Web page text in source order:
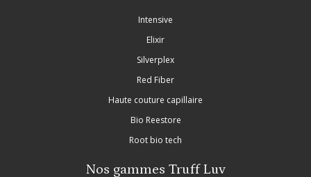
Intensive
Elixir
Silverplex
Red Fiber
Haute couture capillaire
Bio Reestore
Root bio tech
Nos gammes Truff Luv